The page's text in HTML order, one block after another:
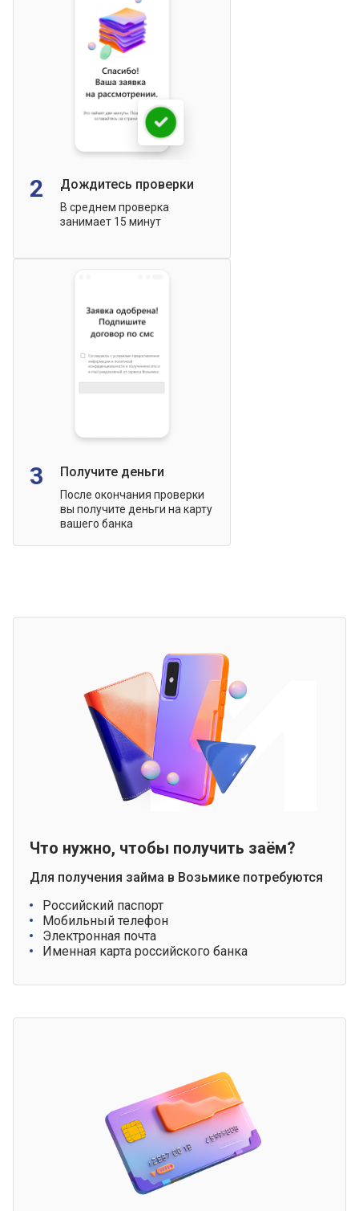
2 Дождитесь проверки
В среднем проверка
занимает 15 минут
3 Получите деньги
После окончания проверки
вы получите деньги на карту
вашего банка
Что нужно, чтобы получить заём?
Для получения займа в Возьмике потребуются
Российский паспорт
Мобильный телефон
Электронная почта
Именная карта российского банка